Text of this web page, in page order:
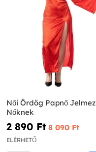
Női Ördög Papnő Jelmez
Nőknek
2 890 Ft‎ 8 090 Ft‎
ELÉRHETŐ